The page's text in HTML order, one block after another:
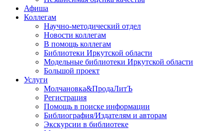
Афиша
Коллегам
Научно-методический отдел
Новости коллегам
В помощь коллегам
Библиотеки Иркутской области
Модельные библиотеки Иркутской области
Большой проект
Услуги
Молчановка&ПродаЛитЪ
Регистрация
Помощь в поиске информации
Библиография/Издателям и авторам
Экскурсии в библиотеке